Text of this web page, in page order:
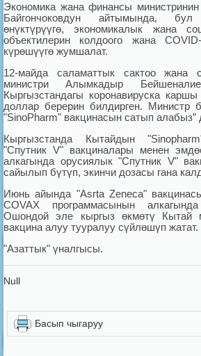
Экономика жана финансы
Байгончоковдун айтымында,
өнүктүрүүгө, экономикалык жана
объектилерин колдоого жана
күрөшүүгө жумшалат.
12-майда саламаттык сактоо жана
министри Алымкадыр
Кыргызстандагы коронавируска
доллар берерин билдирген. Министр
"SinoPharm" вакцинасын сатып алабыз”
Кыргызстанда Кытайдын
"Спутник V" вакциналары менен
алкагында орусиялык "Спутник V"
сайылып бүтүп, экинчи дозасы гана
Июнь айында "Asrta Zeneca"
COVAX программасынын
Ошондой эле кыргыз өкмөтү Кытай
вакцина алуу тууралуу сүйлөшүп жатат.
"Азаттык" үналгысы.
Null
Басып чыгаруу